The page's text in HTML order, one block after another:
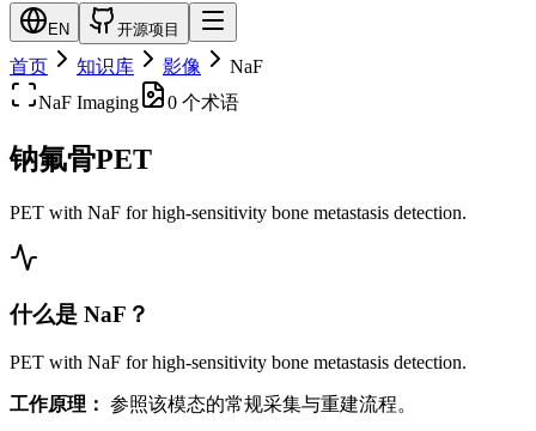
EN 开源项目
首页 知识库 影像
NaF
NaF Imaging 0 个术语
钠氟骨PET
PET with NaF for high-sensitivity bone metastasis detection.
什么是 NaF？
PET with NaF for high-sensitivity bone metastasis detection.
工作原理： 参照该模态的常规采集与重建流程。